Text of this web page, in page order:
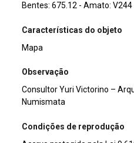
Bentes: 675.12 - Amato: V244
Características do objeto
Mapa
Observação
Consultor Yuri Victorino –
Numismata
Condições de reprodução